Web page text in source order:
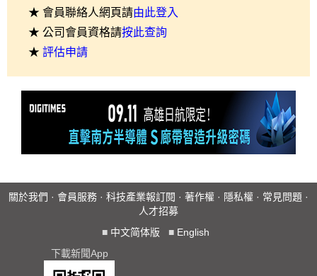
★ 會員聯絡人網頁請由此登入
★ 公司會員資格請按此查詢
★ 評估申請
關於我們 · 會員服務 · 科技產業報訂閱 · 著作權 · 隱私權 · 常見問題 ·
人才招募
■ 中文简体版 ■ English
下載新聞App